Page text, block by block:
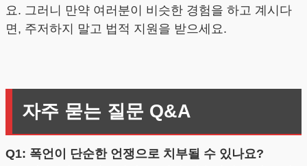
요. 그러니 만약 여러분이 비슷한 경험을 하고 계시다
면, 주저하지 말고 법적 지원을 받으세요.
자주 묻는 질문 Q&A
Q1: 폭언이 단순한 언쟁으로 치부될 수 있나요?